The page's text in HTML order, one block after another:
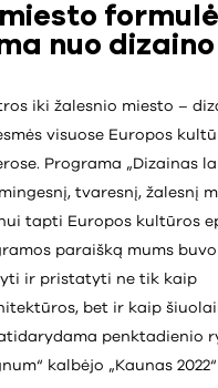
nuo dizaino
iki žalesnio miesto –
visuose Europos
Programa „Dizainas
tvaresnį, žalesnį
tapti Europos kultūros
paraišką mums buvo
ir pristatyti ne tik kaip
bet ir kaip
penktadienio
kalbėjo „Kaunas